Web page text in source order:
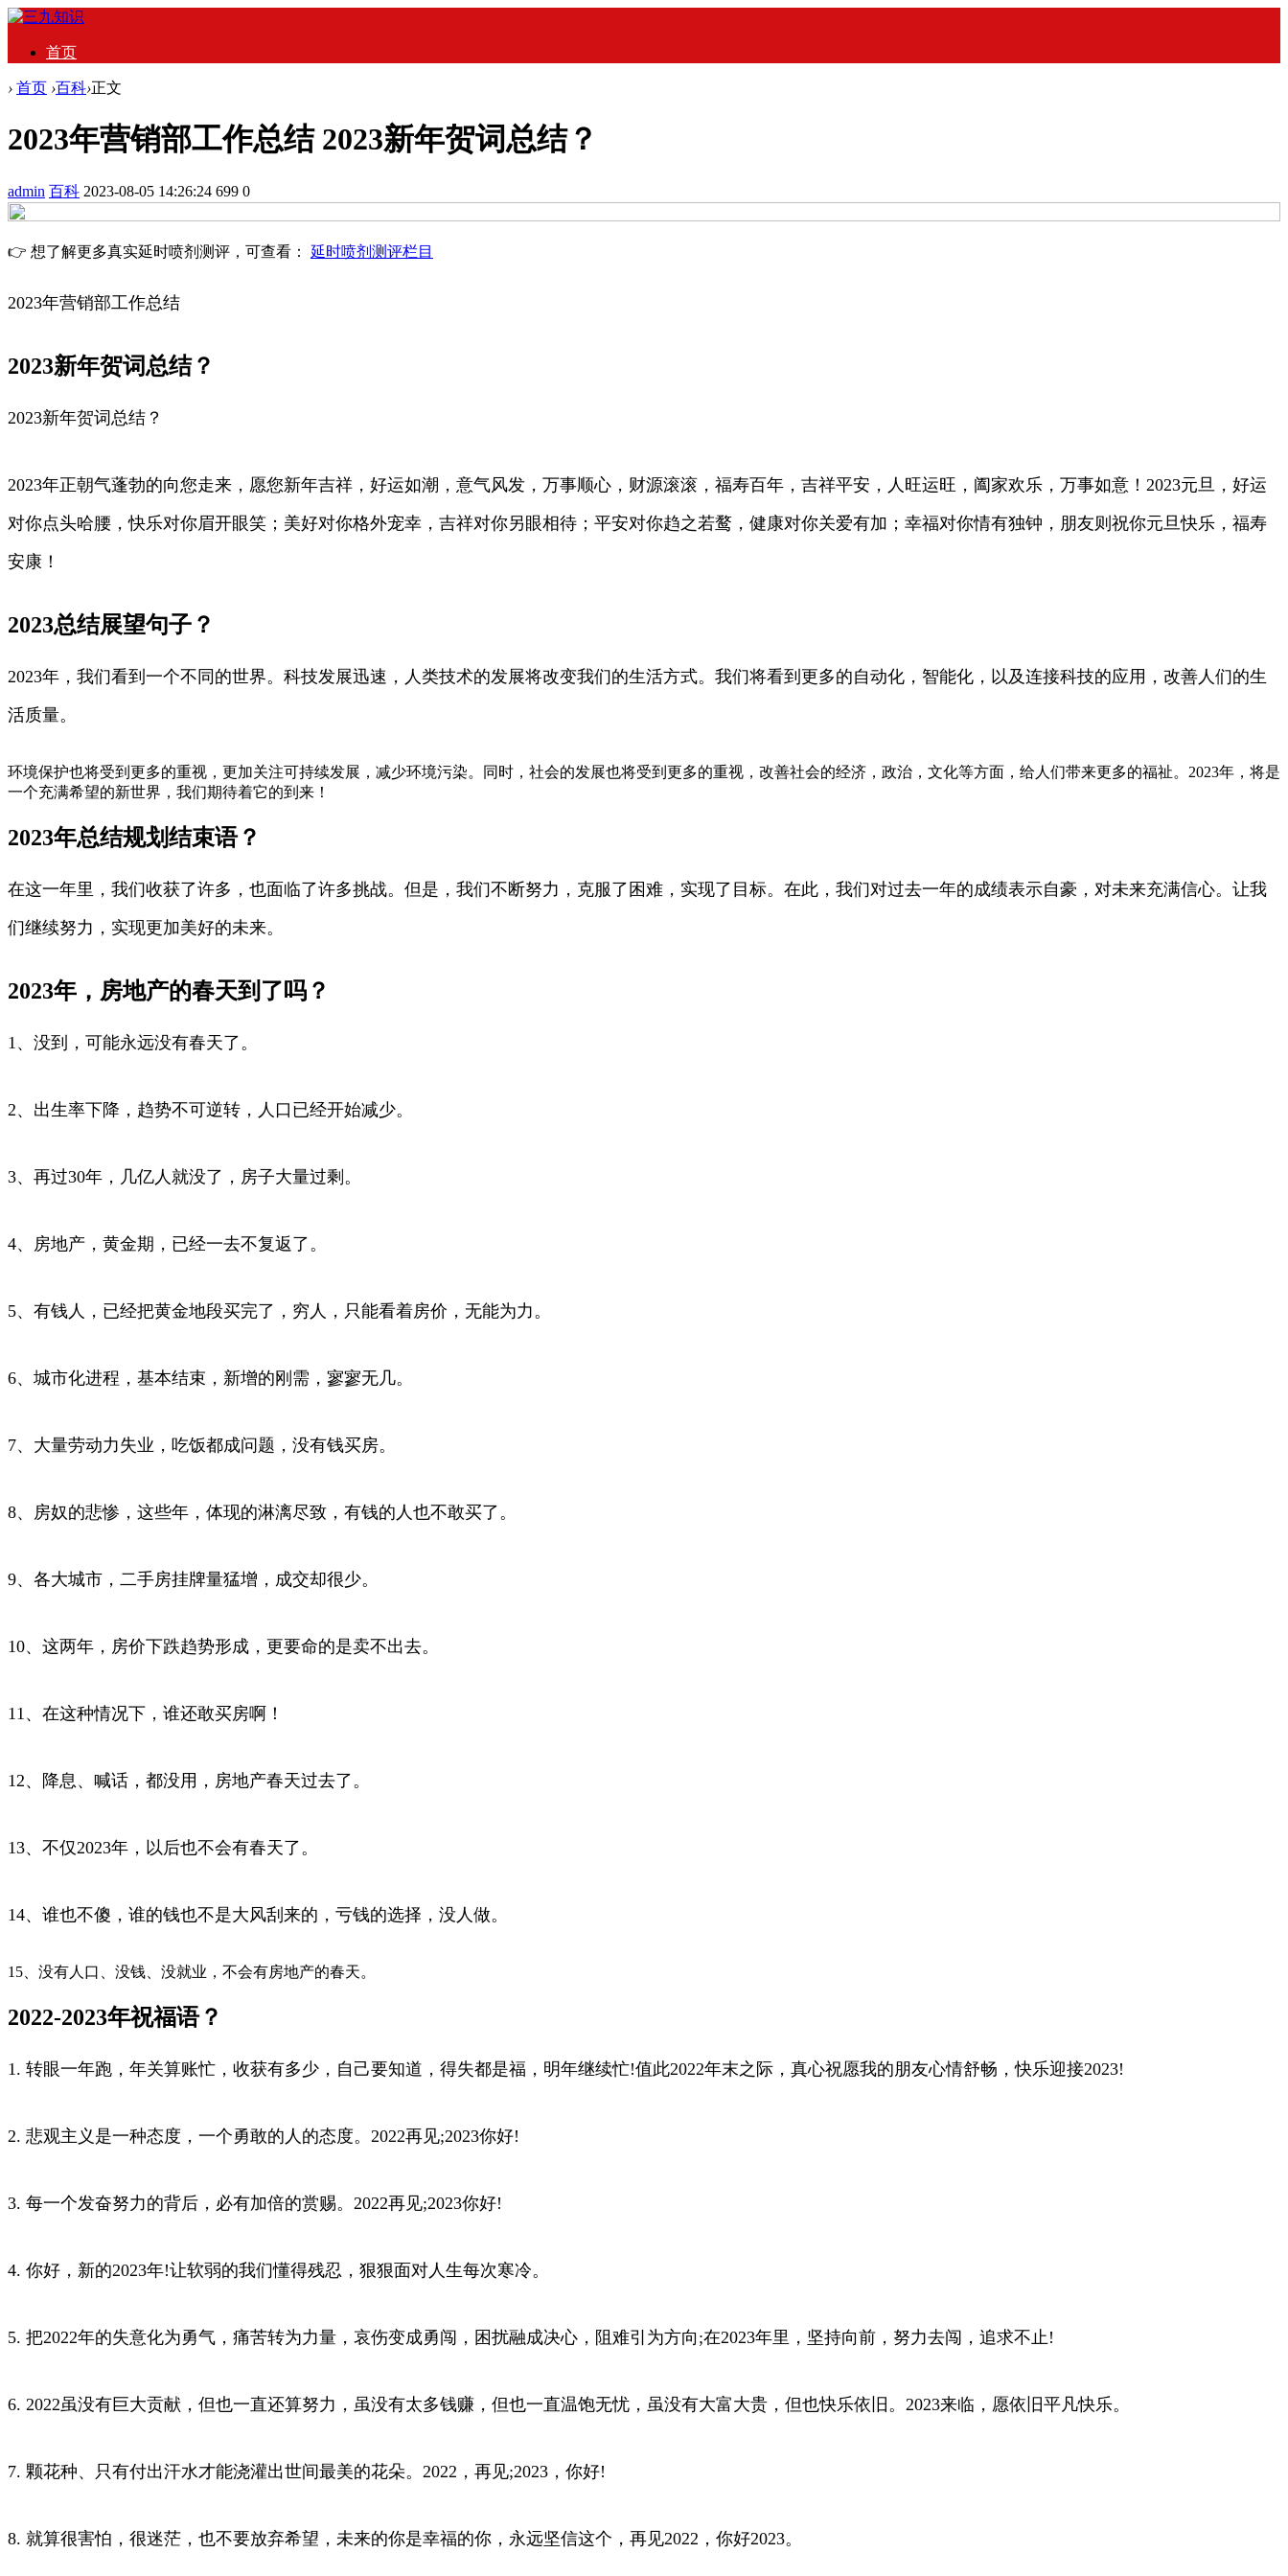
首页
› 首页 ›百科›正文
2023年营销部工作总结 2023新年贺词总结？
admin 百科 2023-08-05 14:26:24 699 0
👉 想了解更多真实延时喷剂测评，可查看： 延时喷剂测评栏目
2023年营销部工作总结
2023新年贺词总结？
2023新年贺词总结？
2023年正朝气蓬勃的向您走来，愿您新年吉祥，好运如潮，意气风发，万事顺心，财源滚滚，福寿百年，吉祥平安，人旺运旺，阖家欢乐，万事如意！2023元旦，好运
对你点头哈腰，快乐对你眉开眼笑；美好对你格外宠幸，吉祥对你另眼相待；平安对你趋之若鹜，健康对你关爱有加；幸福对你情有独钟，朋友则祝你元旦快乐，福寿
安康！
2023总结展望句子？
2023年，我们看到一个不同的世界。科技发展迅速，人类技术的发展将改变我们的生活方式。我们将看到更多的自动化，智能化，以及连接科技的应用，改善人们的生
活质量。
环境保护也将受到更多的重视，更加关注可持续发展，减少环境污染。同时，社会的发展也将受到更多的重视，改善社会的经济，政治，文化等方面，给人们带来更多的福祉。2023年，将是
一个充满希望的新世界，我们期待着它的到来！
2023年总结规划结束语？
在这一年里，我们收获了许多，也面临了许多挑战。但是，我们不断努力，克服了困难，实现了目标。在此，我们对过去一年的成绩表示自豪，对未来充满信心。让我
们继续努力，实现更加美好的未来。
2023年，房地产的春天到了吗？
1、没到，可能永远没有春天了。
2、出生率下降，趋势不可逆转，人口已经开始减少。
3、再过30年，几亿人就没了，房子大量过剩。
4、房地产，黄金期，已经一去不复返了。
5、有钱人，已经把黄金地段买完了，穷人，只能看着房价，无能为力。
6、城市化进程，基本结束，新增的刚需，寥寥无几。
7、大量劳动力失业，吃饭都成问题，没有钱买房。
8、房奴的悲惨，这些年，体现的淋漓尽致，有钱的人也不敢买了。
9、各大城市，二手房挂牌量猛增，成交却很少。
10、这两年，房价下跌趋势形成，更要命的是卖不出去。
11、在这种情况下，谁还敢买房啊！
12、降息、喊话，都没用，房地产春天过去了。
13、不仅2023年，以后也不会有春天了。
14、谁也不傻，谁的钱也不是大风刮来的，亏钱的选择，没人做。
15、没有人口、没钱、没就业，不会有房地产的春天。
2022-2023年祝福语？
1. 转眼一年跑，年关算账忙，收获有多少，自己要知道，得失都是福，明年继续忙!值此2022年末之际，真心祝愿我的朋友心情舒畅，快乐迎接2023!
2. 悲观主义是一种态度，一个勇敢的人的态度。2022再见;2023你好!
3. 每一个发奋努力的背后，必有加倍的赏赐。2022再见;2023你好!
4. 你好，新的2023年!让软弱的我们懂得残忍，狠狠面对人生每次寒冷。
5. 把2022年的失意化为勇气，痛苦转为力量，哀伤变成勇闯，困扰融成决心，阻难引为方向;在2023年里，坚持向前，努力去闯，追求不止!
6. 2022虽没有巨大贡献，但也一直还算努力，虽没有太多钱赚，但也一直温饱无忧，虽没有大富大贵，但也快乐依旧。2023来临，愿依旧平凡快乐。
7. 颗花种、只有付出汗水才能浇灌出世间最美的花朵。2022，再见;2023，你好!
8. 就算很害怕，很迷茫，也不要放弃希望，未来的你是幸福的你，永远坚信这个，再见2022，你好2023。